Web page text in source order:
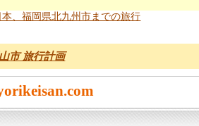
、福岡県北九州市までの旅行
市 旅行計画